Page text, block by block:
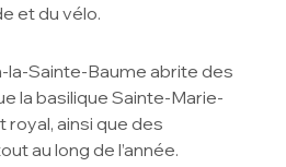
et du vélo.
la-Sainte-Baume abrite des
la basilique Sainte-Marie-
royal, ainsi que des
au long de l’année.